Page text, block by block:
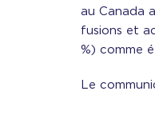
au Canada
fusions et
%) comme
Le